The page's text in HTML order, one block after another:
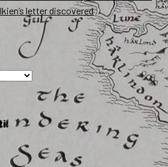
letter discovered